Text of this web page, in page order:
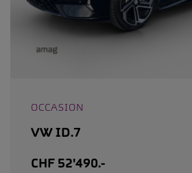
OCCASION
VW ID.7
CHF 52'490.-